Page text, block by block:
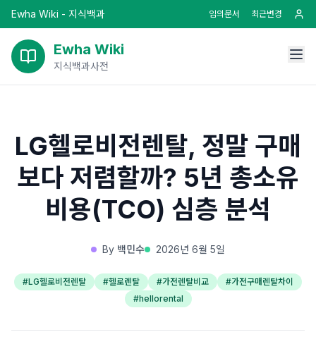
Ewha Wiki - 지식백과 임의문서 최근변경
Ewha Wiki
지식백과사전
LG헬로비전렌탈, 정말 구매
보다 저렴할까? 5년 총소유
비용(TCO) 심층 분석
By 백민수 2026년 6월 5일
#LG헬로비전렌탈 #헬로렌탈 #가전렌탈비교 #가전구매렌탈차이
#hellorental